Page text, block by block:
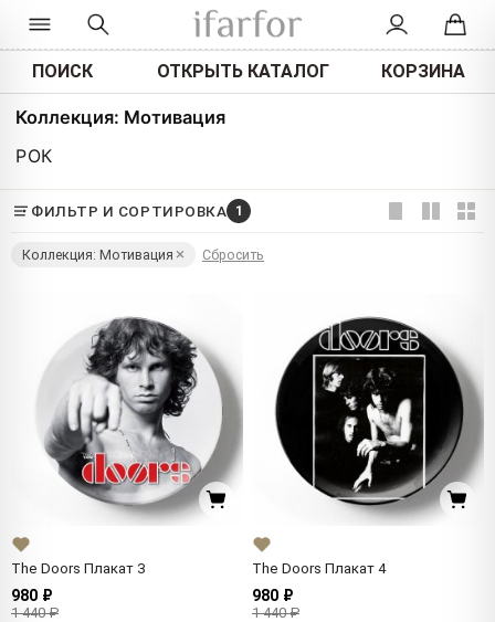
ПОИСК ОТКРЫТЬ КАТАЛОГ КОРЗИНА
Коллекция: Мотивация
РОК
ФИЛЬТР И СОРТИРОВКА 1
Коллекция: Мотивация Сбросить
The Doors Плакат 3
980 ₽
1 440 ₽
The Doors Плакат 4
980 ₽
1 440 ₽